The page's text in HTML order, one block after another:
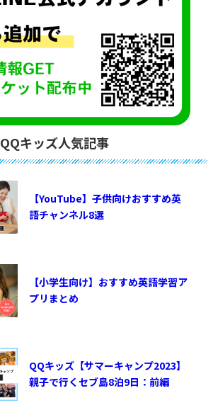
QQキッズ人気記事
【YouTube】子供向けおすすめ英
語チャンネル8選
【小学生向け】おすすめ英語学習ア
プリまとめ
QQキッズ【サマーキャンプ2023】
親子で行くセブ島8泊9日：前編